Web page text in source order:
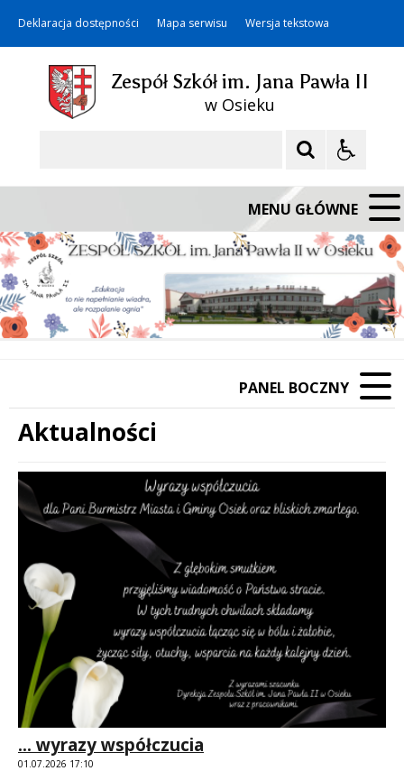
Deklaracja dostępności Mapa serwisu Wersja tekstowa
Zespół Szkół im. Jana Pawła II
w Osieku
MENU GŁÓWNE
PANEL BOCZNY
Aktualności
Treść
... wyrazy współczucia
01.07.2026 17:10